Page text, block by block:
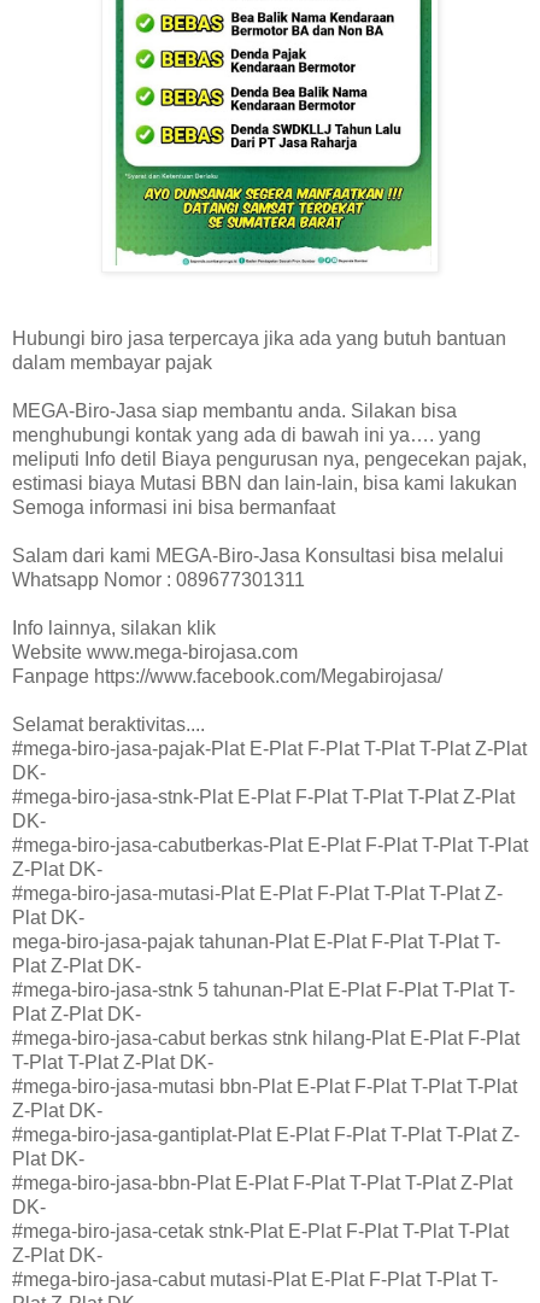
Hubungi biro jasa terpercaya jika ada yang butuh bantuan
dalam membayar pajak
MEGA-Biro-Jasa siap membantu anda. Silakan bisa
menghubungi kontak yang ada di bawah ini ya…. yang
meliputi Info detil Biaya pengurusan nya, pengecekan pajak,
estimasi biaya Mutasi BBN dan lain-lain, bisa kami lakukan
Semoga informasi ini bisa bermanfaat
Salam dari kami MEGA-Biro-Jasa Konsultasi bisa melalui
Whatsapp Nomor : 089677301311
Info lainnya, silakan klik
Website www.mega-birojasa.com
Fanpage https://www.facebook.com/Megabirojasa/
Selamat beraktivitas....
#mega-biro-jasa-pajak-Plat E-Plat F-Plat T-Plat T-Plat Z-Plat
DK-
#mega-biro-jasa-stnk-Plat E-Plat F-Plat T-Plat T-Plat Z-Plat
DK-
#mega-biro-jasa-cabutberkas-Plat E-Plat F-Plat T-Plat T-Plat
Z-Plat DK-
#mega-biro-jasa-mutasi-Plat E-Plat F-Plat T-Plat T-Plat Z-
Plat DK-
mega-biro-jasa-pajak tahunan-Plat E-Plat F-Plat T-Plat T-
Plat Z-Plat DK-
#mega-biro-jasa-stnk 5 tahunan-Plat E-Plat F-Plat T-Plat T-
Plat Z-Plat DK-
#mega-biro-jasa-cabut berkas stnk hilang-Plat E-Plat F-Plat
T-Plat T-Plat Z-Plat DK-
#mega-biro-jasa-mutasi bbn-Plat E-Plat F-Plat T-Plat T-Plat
Z-Plat DK-
#mega-biro-jasa-gantiplat-Plat E-Plat F-Plat T-Plat T-Plat Z-
Plat DK-
#mega-biro-jasa-bbn-Plat E-Plat F-Plat T-Plat T-Plat Z-Plat
DK-
#mega-biro-jasa-cetak stnk-Plat E-Plat F-Plat T-Plat T-Plat
Z-Plat DK-
#mega-biro-jasa-cabut mutasi-Plat E-Plat F-Plat T-Plat T-